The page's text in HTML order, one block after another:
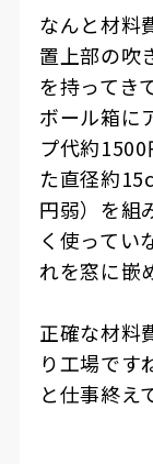
なんと材料
置上部の吹
を持ってき
ボール箱に
プ代約
た直径約
円弱）を組
く使ってい
れを窓に嵌
正確な材料
り工場です
と仕事終え